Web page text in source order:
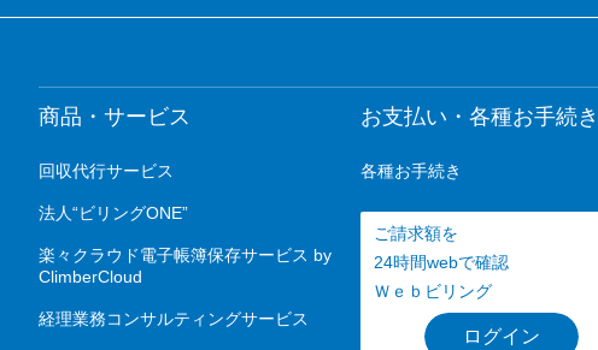
商品・サービス
回収代行サービス
法人“ビリングONE”
楽々クラウド電子帳簿保存サービス by
ClimberCloud
経理業務コンサルティングサービス
お支払い・各種お手続き
各種お手続き
ご請求額を
24時間webで確認
Ｗｅｂビリング
ログイン